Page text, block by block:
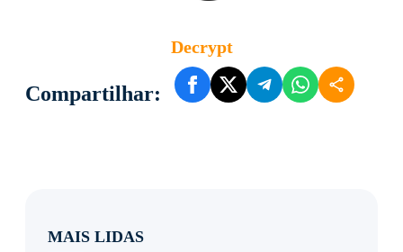
Decrypt
Compartilhar:
MAIS LIDAS